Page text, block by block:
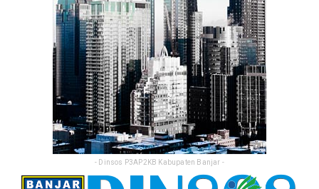
- Dinsos P3AP2KB Kabupaten Banjar -